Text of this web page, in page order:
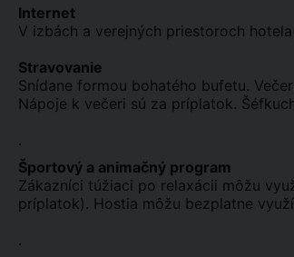
Internet
V izbách a verejných priestoroch
Stravovanie
Snídane formou bohatého bufetu.
Nápoje k večeri sú za príplatok.
.
Športový a animačný program
Zákazníci túžiaci po relaxácii môžu
príplatok). Hostia môžu bezplatne
.